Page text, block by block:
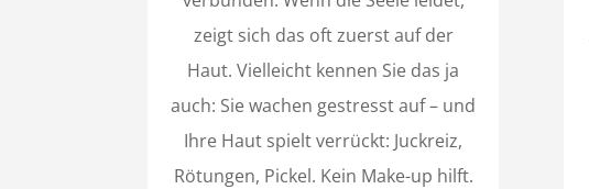
zeigt sich das oft zuerst auf der
Haut. Vielleicht kennen Sie das ja
auch: Sie wachen gestresst auf – und
Ihre Haut spielt verrückt: Juckreiz,
Rötungen, Pickel. Kein Make-up hilft.